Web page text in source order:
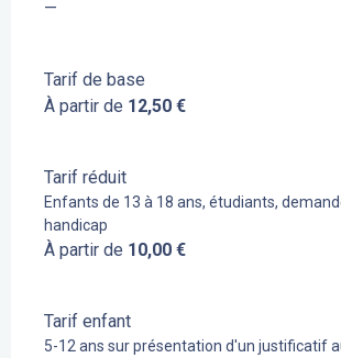
—
Tarif de base
À partir de 12,50 €
Tarif réduit
Enfants de 13 à 18 ans, étudiants,
handicap
À partir de 10,00 €
Tarif enfant
5-12 ans sur présentation d'un justificatif